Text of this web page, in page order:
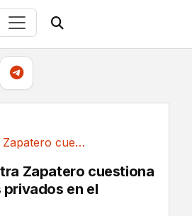
La causa contra Zapatero cuestiona sus...
Zapatero cuestiona
en el